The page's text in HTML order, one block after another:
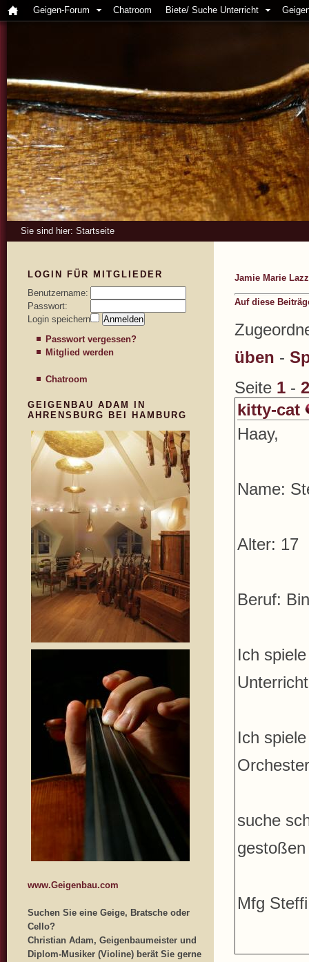
Geigen-Forum Chatroom Biete/ Suche Unterricht
Sie sind hier: Startseite
Jamie Marie
Auf diese
üben -
Seite 1 - 2
kitty-cat
Haay,
Name:
Alter: 17
Beruf:
Ich
Ich
suche
Mfg
LOGIN FÜR MITGLIEDER
Benutzername:
Passwort:
Login speichern
Passwort vergessen?
Mitglied werden
Chatroom
GEIGENBAU ADAM IN
AHRENSBURG BEI HAMBURG
www.Geigenbau.com
Suchen Sie eine Geige, Bratsche oder
Cello?
Christian Adam, Geigenbaumeister und
Diplom-Musiker (Violine) berät Sie gerne